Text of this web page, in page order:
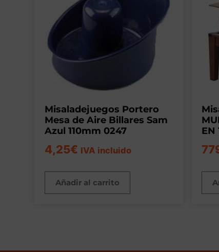
Misaladejuegos Portero
Mesa de Aire Billares Sam
Azul 110mm 0247
4,25€ IVA incluido
Añadir al carrito
EN